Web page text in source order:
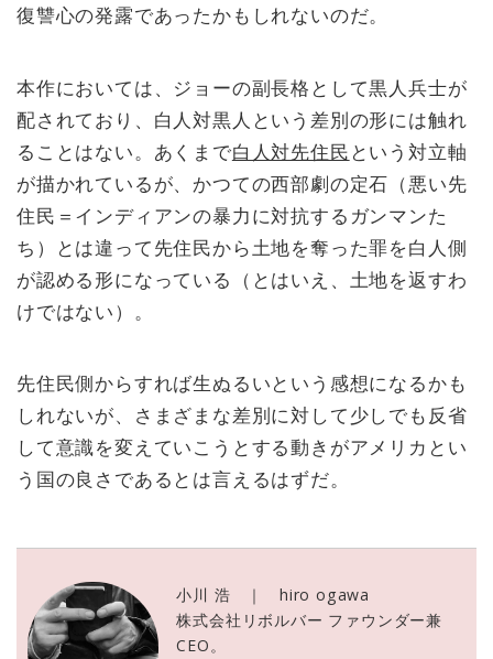
復讐心の発露であったかもしれないのだ。
本作においては、ジョーの副長格として黒人兵士が
配されており、白人対黒人という差別の形には触れ
ることはない。あくまで白人対先住民 という対立軸
が描かれているが、かつての西部劇の定石（悪い先
住民＝インディアンの暴力に対抗するガンマンた
ち）とは違って先住民から土地を奪った罪を白人側
が認める形になっている（とはいえ、土地を返すわ
けではない）。
先住民側からすれば生ぬるいという感想になるかも
しれないが、さまざまな差別に対して少しでも反省
して意識を変えていこうとする動きがアメリカとい
う国の良さであるとは言えるはずだ。
小川 浩 ｜ hiro ogawa
株式会社リボルバー ファウンダー兼
CEO。